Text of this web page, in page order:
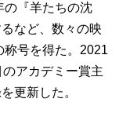
の『羊たちの沈
など、数々の映
号を得た。2021
アカデミー賞主
更新した。